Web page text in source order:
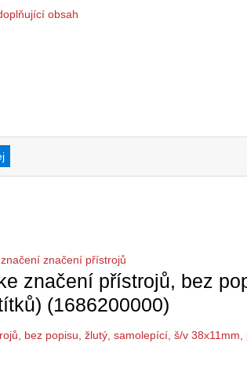
obsah
značení přístrojů
značení přístrojů, bez
(1686200000)